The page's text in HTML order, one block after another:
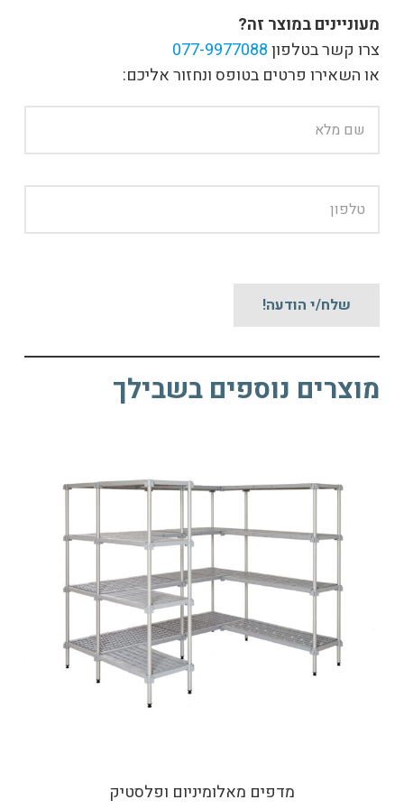
מעוניינים במוצר זה?
צרו קשר בטלפון077-9977088
או השאירו פרטים בטופס ונחזור אליכם:
מוצרים נוספים בשבילך
מדפים מאלומיניום ופלסטיק